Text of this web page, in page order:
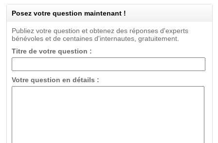
Posez votre question maintenant !
Publiez votre question et obtenez des réponses d'experts
bénévoles et de centaines d'internautes, gratuitement.
Titre de votre question :
Votre question en détails :